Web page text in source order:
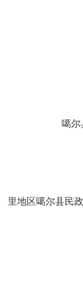
噶尔
里地区噶尔县民政